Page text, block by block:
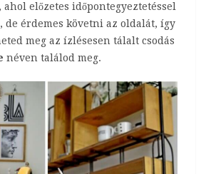
előzetes időpontegyeztetéssel
érdemes követni az oldalát, így
meg az ízlésesen tálalt csodás
néven találod meg.